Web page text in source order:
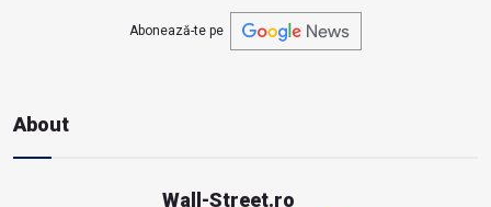
Abonează-te pe
About
Wall-Street.ro